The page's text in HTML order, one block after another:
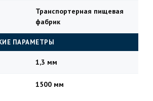
Транспортерная пищевая
фабрик
ПАРАМЕТРЫ
1,3 мм
1500 мм